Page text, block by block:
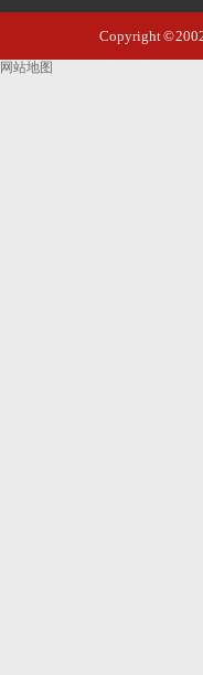
Copyright ©
网站地图